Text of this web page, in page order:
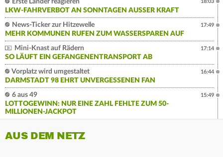
Erste Länder reagieren
LKW-FAHRVERBOT AN SONNTAGEN AUSSER KRAFT
18:03
News-Ticker zur Hitzewelle
MEHR KOMMUNEN RUFEN ZUM WASSERSPAREN AUF
17:49
Mini-Knast auf Rädern
SO LÄUFT EIN GEFANGENENTRANSPORT AB
17:14
Vorplatz wird umgestaltet
DARMSTADT 98 EHRT UNVERGESSENEN FAN
16:44
6 aus 49
LOTTOGEWINN: NUR EINE ZAHL FEHLTE ZUM 50-
MILLIONEN-JACKPOT
15:49
AUS DEM NETZ